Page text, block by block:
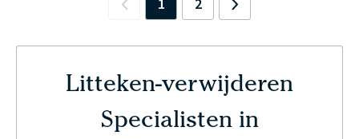
Previous Next
Litteken-verwijderen
Specialisten in